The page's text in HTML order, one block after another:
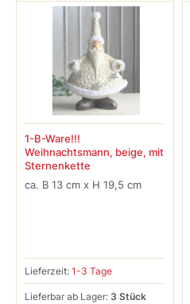
1-B-Ware!!!
Weihnachtsmann, beige, mit
Sternenkette
ca. B 13 cm x H 19,5 cm
Lieferzeit: 1-3 Tage
Lieferbar ab Lager: 3 Stück